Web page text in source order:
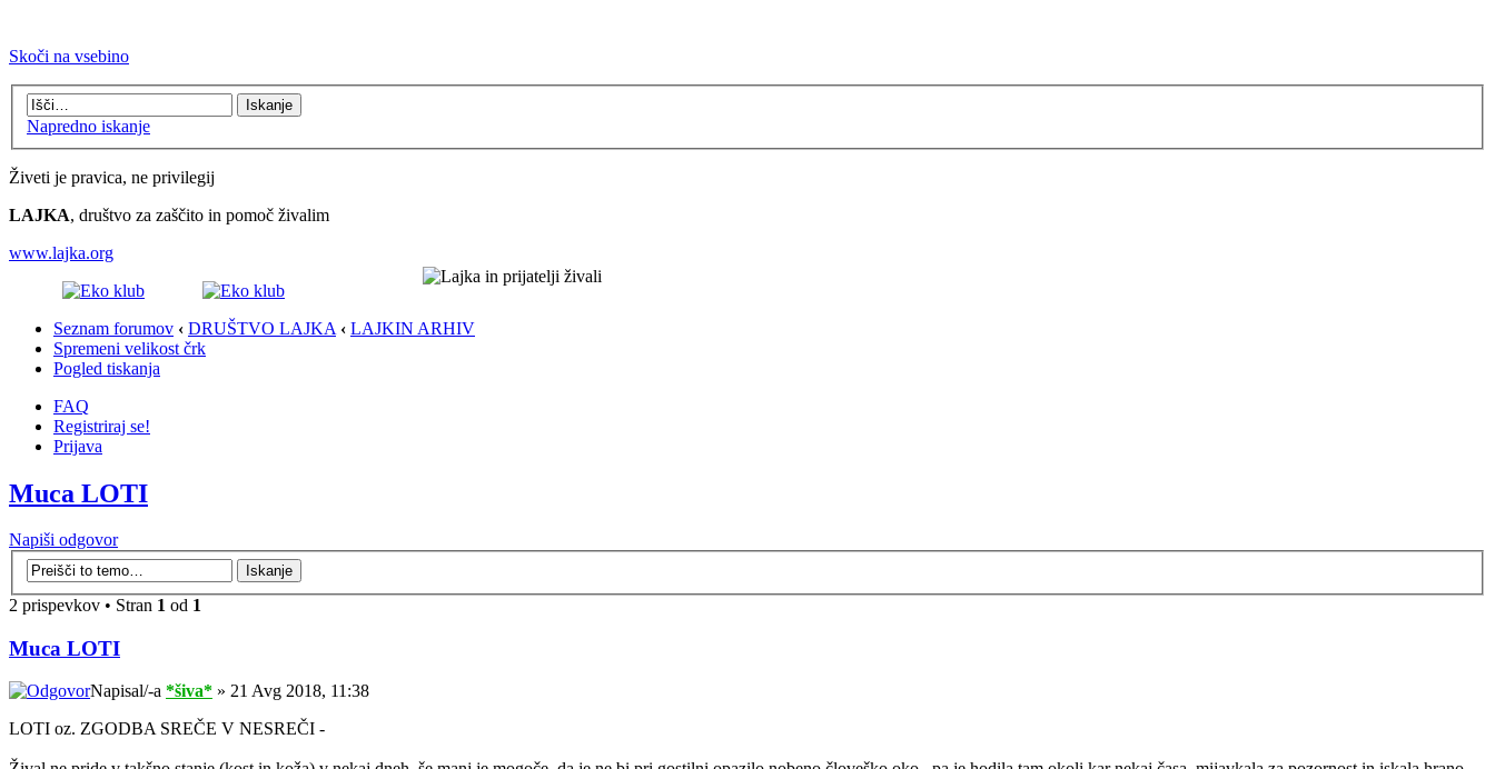
Skoči na vsebino
Napredno iskanje
Živeti je pravica, ne privilegij
LAJKA, društvo za zaščito in pomoč živalim
www.lajka.org
Seznam forumov ‹ DRUŠTVO LAJKA ‹ LAJKIN ARHIV
Spremeni velikost črk
Pogled tiskanja
FAQ
Registriraj se!
Prijava
Muca LOTI
Napiši odgovor
2 prispevkov • Stran 1 od 1
Muca LOTI
Napisal/-a *šiva* » 21 Avg 2018, 11:38
LOTI oz. ZGODBA SREČE V NESREČI -